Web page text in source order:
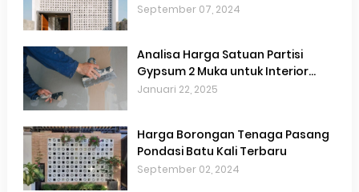
September 07, 2024
Analisa Harga Satuan Partisi
Gypsum 2 Muka untuk Interior
Hemat Biaya
Januari 22, 2025
Harga Borongan Tenaga Pasang
Pondasi Batu Kali Terbaru
September 02, 2024